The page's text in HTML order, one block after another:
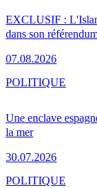
EXCLUSIF :
dans son
07.08.2026
Une enclave
la mer
30.07.2026
POLITIQUE
POLITIQUE